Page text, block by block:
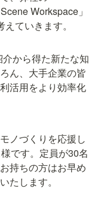
Workspace」
ていきます。
から得た新たな知
ん、大手企業の皆
活用をより効率化
ノづくりを応援し
です。定員が30名
持ちの方はお早め
たします。